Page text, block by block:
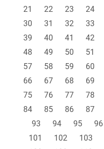
21
22 23 24
30
31 32 33
39
40 41 42
48
49 50 51
57
58 59 60
66
67 68 69
75
76 77 78
84
85 86 87
93
94 95 96
101
102 103